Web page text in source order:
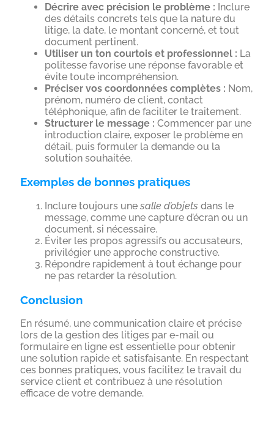
Décrire avec précision le problème : Inclure
des détails concrets tels que la nature du
litige, la date, le montant concerné, et tout
document pertinent.
Utiliser un ton courtois et professionnel : La
politesse favorise une réponse favorable et
évite toute incompréhension.
Préciser vos coordonnées complètes : Nom,
prénom, numéro de client, contact
téléphonique, afin de faciliter le traitement.
Structurer le message : Commencer par une
introduction claire, exposer le problème en
détail, puis formuler la demande ou la
solution souhaitée.
Exemples de bonnes pratiques
Inclure toujours une salle d’objets dans le
message, comme une capture d’écran ou un
document, si nécessaire.
Éviter les propos agressifs ou accusateurs,
privilégier une approche constructive.
Répondre rapidement à tout échange pour
ne pas retarder la résolution.
Conclusion
En résumé, une communication claire et précise
lors de la gestion des litiges par e-mail ou
formulaire en ligne est essentielle pour obtenir
une solution rapide et satisfaisante. En respectant
ces bonnes pratiques, vous facilitez le travail du
service client et contribuez à une résolution
efficace de votre demande.